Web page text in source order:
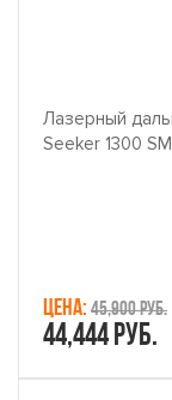
Лазерный
Seeker 1300
Цена: 45,900 руб.
44,444 руб.